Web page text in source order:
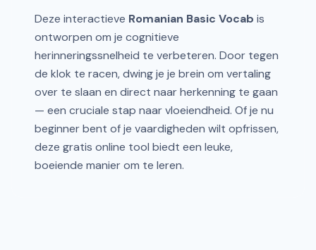
Deze interactieve Romanian Basic Vocab is
ontworpen om je cognitieve
herinneringssnelheid te verbeteren. Door tegen
de klok te racen, dwing je je brein om vertaling
over te slaan en direct naar herkenning te gaan
— een cruciale stap naar vloeiendheid. Of je nu
beginner bent of je vaardigheden wilt opfrissen,
deze gratis online tool biedt een leuke,
boeiende manier om te leren.